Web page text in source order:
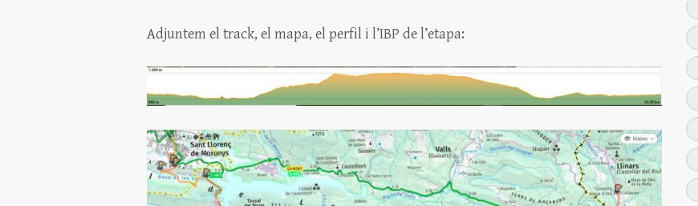
Adjuntem el track, el mapa, el perfil i l’IBP de l’etapa: